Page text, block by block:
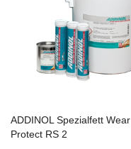
In den Einkaufswagen
ADDINOL Spezialfett Wear
Protect RS 2